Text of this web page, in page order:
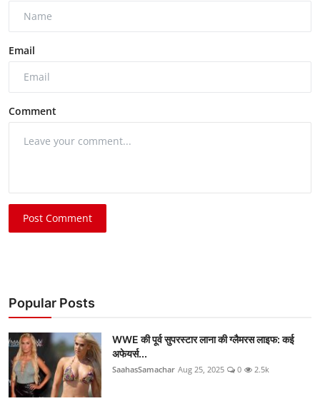
Email
Comment
Post Comment
Popular Posts
WWE की पूर्व सुपरस्टार लाना की ग्लैमरस लाइफ: कई
अफेयर्स...
SaahasSamachar Aug 25, 2025 0 2.5k